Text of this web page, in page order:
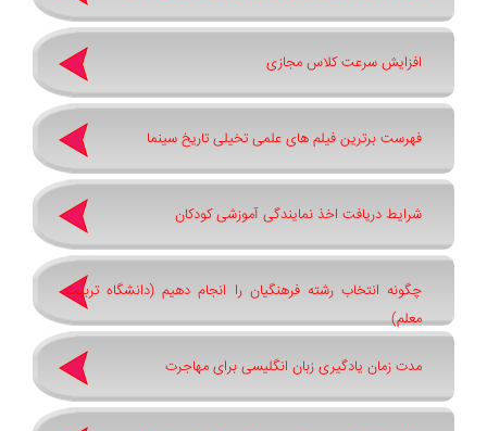
افزایش سرعت کلاس مجازی
فهرست برترین فیلم های علمی تخیلی تاریخ سینما
شرایط دریافت اخذ نمایندگی آموزشی کودکان
چگونه انتخاب رشته فرهنگیان را انجام دهیم (دانشگاه تربیت
معلم)
مدت زمان یادگیری زبان انگلیسی برای مهاجرت